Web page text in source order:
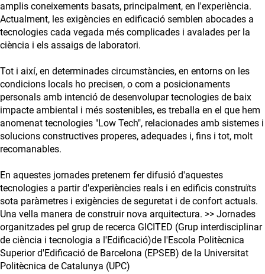
amplis coneixements basats, principalment, en l'experiència.
Actualment, les exigències en edificació semblen abocades a
tecnologies cada vegada més complicades i avalades per la
ciència i els assaigs de laboratori.
Tot i així, en determinades circumstàncies, en entorns on les
condicions locals ho precisen, o com a posicionaments
personals amb intenció de desenvolupar tecnologies de baix
impacte ambiental i més sostenibles, es treballa en el que hem
anomenat tecnologies "Low Tech", relacionades amb sistemes i
solucions constructives properes, adequades i, fins i tot, molt
recomanables.
En aquestes jornades pretenem fer difusió d'aquestes
tecnologies a partir d'experiències reals i en edificis construïts
sota paràmetres i exigències de seguretat i de confort actuals.
Una vella manera de construir nova arquitectura. >> Jornades
organitzades pel grup de recerca GICITED (Grup interdisciplinar
de ciència i tecnologia a l'Edificació)de l'Escola Politècnica
Superior d'Edificació de Barcelona (EPSEB) de la Universitat
Politècnica de Catalunya (UPC)